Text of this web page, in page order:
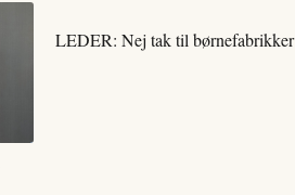
LEDER: Nej tak til børnefabrikker